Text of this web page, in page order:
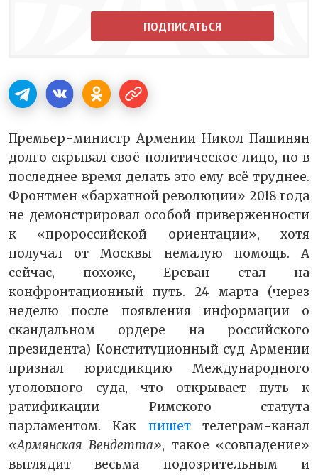
ПОДПИСАТЬСЯ
Премьер-министр Армении Никол Пашинян
долго скрывал своё политическое лицо, но в
последнее время делать это ему всё труднее.
Фронтмен «бархатной революции» 2018 года
не демонстрировал особой приверженности
к «пророссийской ориентации», хотя
получал от Москвы немалую помощь. А
сейчас, похоже, Ереван стал на
конфронтационный путь. 24 марта (через
неделю после появления информации о
скандальном ордере на российского
президента) Конституционный суд Армении
признал юрисдикцию Международного
уголовного суда, что открывает путь к
ратификации Римского статута
парламентом. Как пишеттелеграм-канал
«Армянская Вендетта», такое «совпадение»
выглядит весьма подозрительным и